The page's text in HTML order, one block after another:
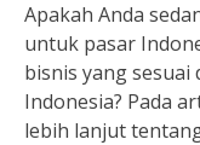
Apakah Anda
untuk pasar
bisnis yang
Indonesia? Pada
lebih lanjut